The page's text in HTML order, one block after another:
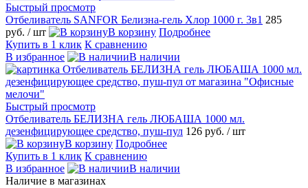
Быстрый просмотр
Отбеливатель SANFOR Белизна-гель Хлор 1000 г. 3в1 285
руб. / шт В корзину Подробнее
Купить в 1 клик К сравнению
В избранное
В наличии
Быстрый просмотр
Отбеливатель БЕЛИЗНА гель ЛЮБАША 1000 мл.
дезенфицирующее средство, пуш-пул 126 руб. / шт
В корзину Подробнее
Купить в 1 клик К сравнению
В избранное
В наличии
Наличие в магазинах